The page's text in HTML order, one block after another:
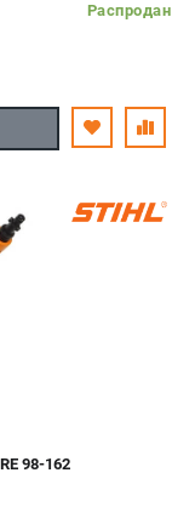
Распродан
98-162